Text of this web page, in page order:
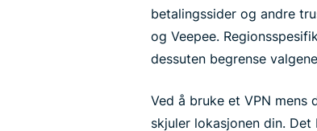
betalingssider og andre
og Veepee.
dessuten begrense
Ved å bruke et VPN mens
skjuler lokasjonen din.